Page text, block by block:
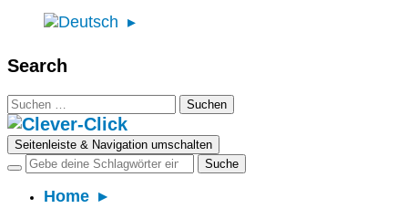
Search
Suchen
nach:
Seitenleiste & Navigation umschalten
Home